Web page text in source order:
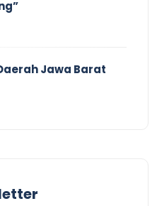
Jawa Barat